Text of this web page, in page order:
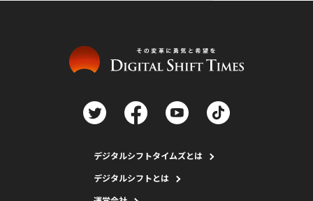
デジタルシフトタイムズとは
デジタルシフトとは